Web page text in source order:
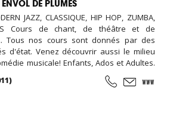
ENVOL DE PLUMES
JAZZ, CLASSIQUE, HIP HOP, ZUMBA,
Cours de chant, de théâtre et de
Tous nos cours sont donnés par des
d'état. Venez découvrir aussi le milieu
musicale! Enfants, Ados et Adultes.
... Cours d'essai offert !